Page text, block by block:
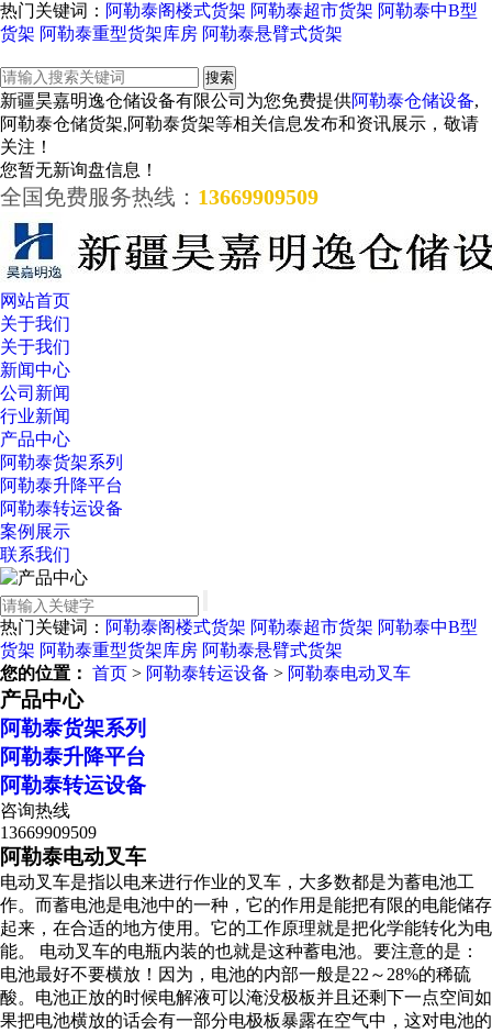
热门关键词： 阿勒泰阁楼式货架 阿勒泰超市货架 阿勒泰中B型
货架 阿勒泰重型货架库房 阿勒泰悬臂式货架
新疆昊嘉明逸仓储设备有限公司为您免费提供阿勒泰仓储设备,
阿勒泰仓储货架,阿勒泰货架等相关信息发布和资讯展示，敬请
关注！
您暂无新询盘信息！
全国免费服务热线： 13669909509
网站首页
关于我们
关于我们
新闻中心
公司新闻
行业新闻
产品中心
阿勒泰货架系列
阿勒泰升降平台
阿勒泰转运设备
案例展示
联系我们
热门关键词： 阿勒泰阁楼式货架 阿勒泰超市货架 阿勒泰中B型
货架 阿勒泰重型货架库房 阿勒泰悬臂式货架
您的位置： 首页 > 阿勒泰转运设备 > 阿勒泰电动叉车
产品中心
阿勒泰货架系列
阿勒泰升降平台
阿勒泰转运设备
咨询热线
13669909509
阿勒泰电动叉车
电动叉车是指以电来进行作业的叉车，大多数都是为蓄电池工
作。而蓄电池是电池中的一种，它的作用是能把有限的电能储存
起来，在合适的地方使用。它的工作原理就是把化学能转化为电
能。 电动叉车的电瓶内装的也就是这种蓄电池。要注意的是：
电池最好不要横放！因为，电池的内部一般是22～28%的稀硫
酸。电池正放的时候电解液可以淹没极板并且还剩下一点空间如
果把电池横放的话会有一部分电极板暴露在空气中，这对电池的